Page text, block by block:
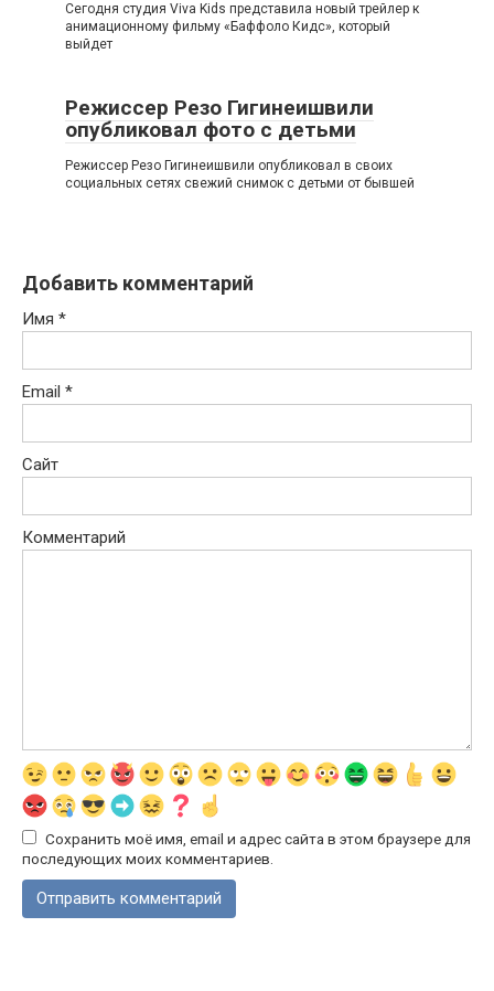
Сегодня студия Viva Kids представила новый трейлер к
анимационному фильму «Баффоло Кидс», который
выйдет
Режиссер Резо Гигинеишвили
опубликовал фото с детьми
Режиссер Резо Гигинеишвили опубликовал в своих
социальных сетях свежий снимок с детьми от бывшей
Добавить комментарий
Имя *
Email *
Сайт
Комментарий
Сохранить моё имя, email и адрес сайта в этом браузере для
последующих моих комментариев.